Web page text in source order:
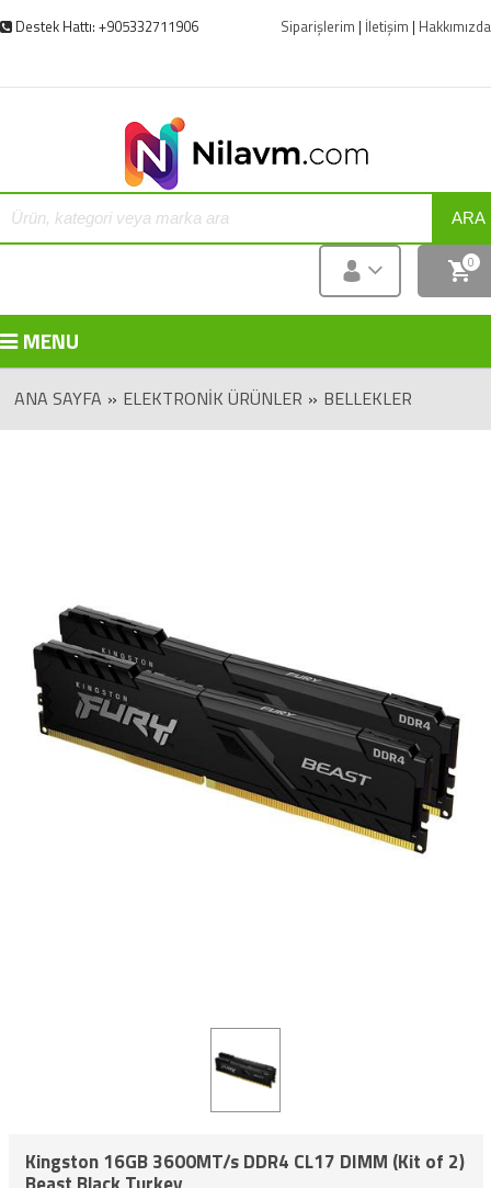
Destek Hattı: +905332711906 Siparişlerim | İletişim | Hakkımızda
ARA
0
MENU
ANA SAYFA » ELEKTRONIK ÜRÜNLER » BELLEKLER
Kingston 16GB 3600MT/s DDR4 CL17 DIMM (Kit of 2)